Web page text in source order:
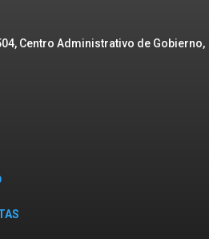
Centro Administrativo de Gobierno,